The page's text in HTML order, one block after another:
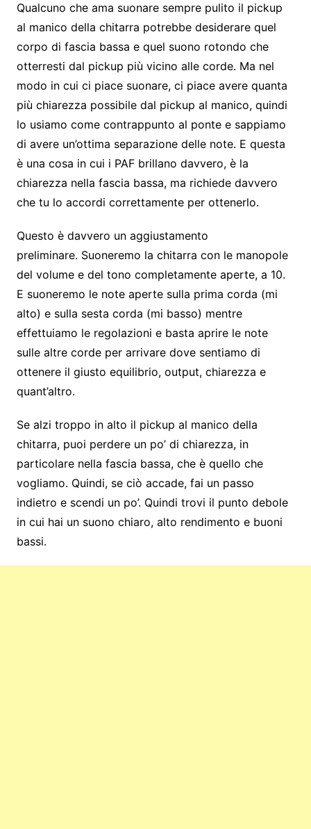
Qualcuno che ama suonare sempre pulito il pickup
al manico della chitarra potrebbe desiderare quel
corpo di fascia bassa e quel suono rotondo che
otterresti dal pickup più vicino alle corde. Ma nel
modo in cui ci piace suonare, ci piace avere quanta
più chiarezza possibile dal pickup al manico, quindi
lo usiamo come contrappunto al ponte e sappiamo
di avere un’ottima separazione delle note. E questa
è una cosa in cui i PAF brillano davvero, è la
chiarezza nella fascia bassa, ma richiede davvero
che tu lo accordi correttamente per ottenerlo.
Questo è davvero un aggiustamento
preliminare. Suoneremo la chitarra con le manopole
del volume e del tono completamente aperte, a 10.
E suoneremo le note aperte sulla prima corda (mi
alto) e sulla sesta corda (mi basso) mentre
effettuiamo le regolazioni e basta aprire le note
sulle altre corde per arrivare dove sentiamo di
ottenere il giusto equilibrio, output, chiarezza e
quant’altro.
Se alzi troppo in alto il pickup al manico della
chitarra, puoi perdere un po’ di chiarezza, in
particolare nella fascia bassa, che è quello che
vogliamo. Quindi, se ciò accade, fai un passo
indietro e scendi un po’. Quindi trovi il punto debole
in cui hai un suono chiaro, alto rendimento e buoni
bassi.